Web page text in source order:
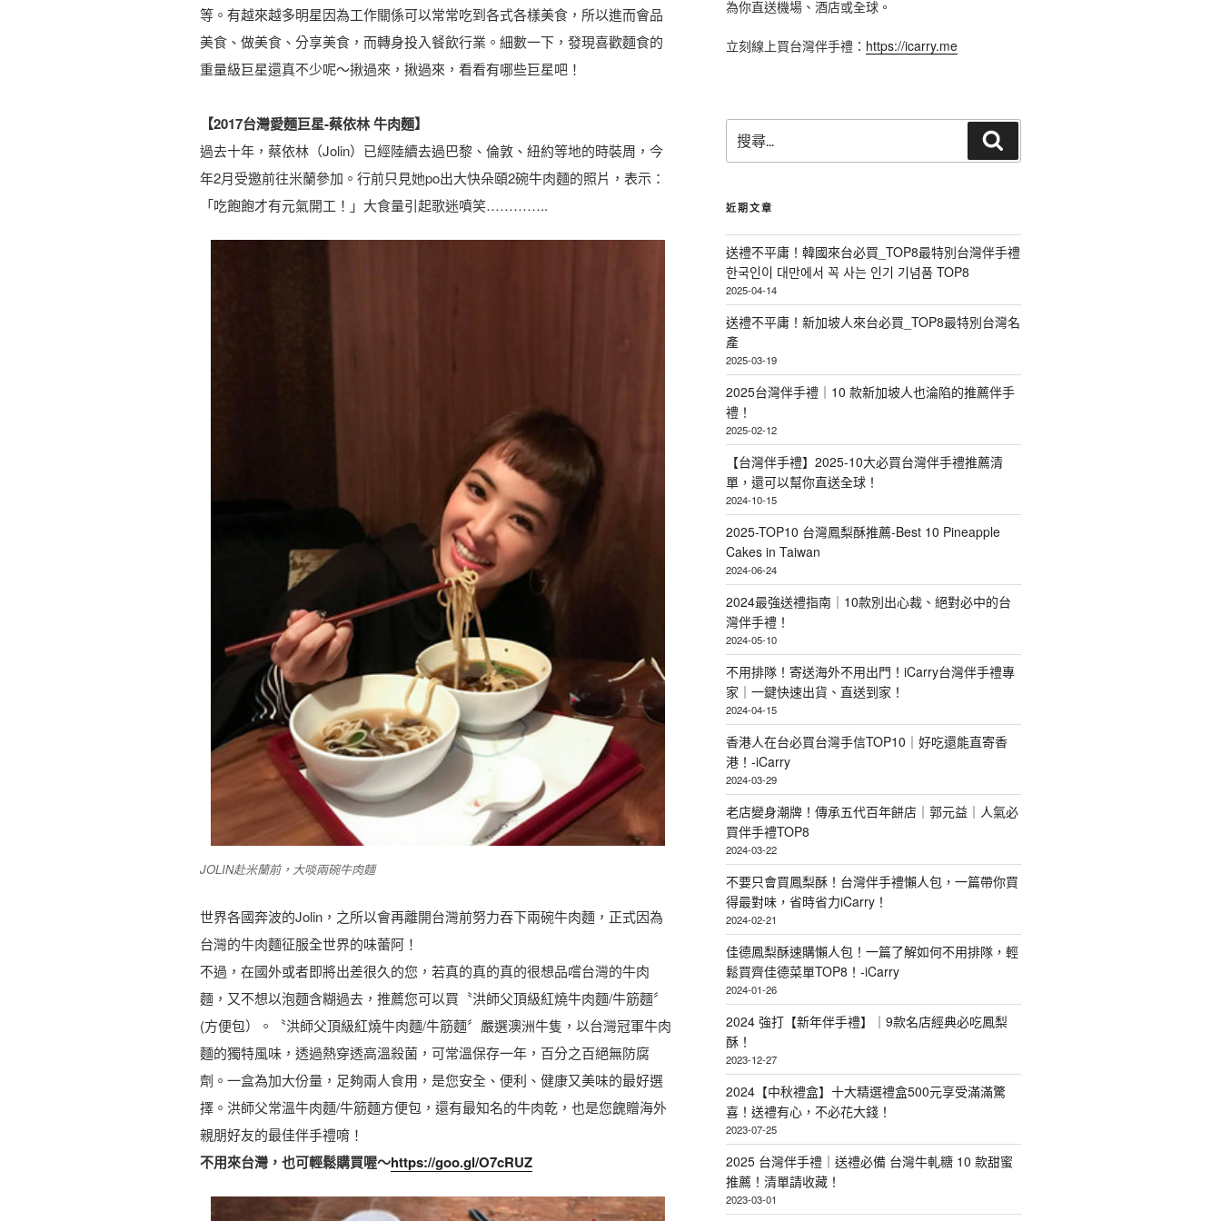
等。有越來越多明星因為工作關係可以常常吃到各式各樣美食，所以進而會品
美食、做美食、分享美食，而轉身投入餐飲行業。細數一下，發現喜歡麵食的
重量級巨星還真不少呢～揪過來，揪過來，看看有哪些巨星吧！
【2017台灣愛麵巨星-蔡依林 牛肉麵】
過去十年，蔡依林（Jolin）已經陸續去過巴黎、倫敦、紐約等地的時裝周，今
年2月受邀前往米蘭參加。行前只見她po出大快朵頤2碗牛肉麵的照片，表示：
「吃飽飽才有元氣開工！」大食量引起歌迷噴笑…………..
JOLIN赴米蘭前，大啖兩碗牛肉麵
世界各國奔波的Jolin，之所以會再離開台灣前努力吞下兩碗牛肉麵，正式因為
台灣的牛肉麵征服全世界的味蕾阿！
不過，在國外或者即將出差很久的您，若真的真的真的很想品嚐台灣的牛肉
麵，又不想以泡麵含糊過去，推薦您可以買〝洪師父頂級紅燒牛肉麵/牛筋麵〞
(方便包）。〝洪師父頂級紅燒牛肉麵/牛筋麵〞嚴選澳洲牛隻，以台灣冠軍牛肉
麵的獨特風味，透過熱穿透高溫殺菌，可常溫保存一年，百分之百絕無防腐
劑。一盒為加大份量，足夠兩人食用，是您安全、便利、健康又美味的最好選
擇。洪師父常溫牛肉麵/牛筋麵方便包，還有最知名的牛肉乾，也是您餽贈海外
親朋好友的最佳伴手禮唷！
不用來台灣，也可輕鬆購買喔～https://goo.gl/O7cRUZ
為你直送機場、酒店或全球。
立刻線上買台灣伴手禮： https://icarry.me
尋
關
字
尋
近期文章
送禮不平庸！韓國來台必買_TOP8最特別台灣伴手禮
한국인이 대만에서 꼭 사는 인기 기념품 TOP8
2025-04-14
送禮不平庸！新加坡人來台必買_TOP8最特別台灣名
產
2025-03-19
2025台灣伴手禮｜10 款新加坡人也淪陷的推薦伴手
禮！
2025-02-12
【台灣伴手禮】2025-10大必買台灣伴手禮推薦清
單，還可以幫你直送全球！
2024-10-15
2025-TOP10 台灣鳳梨酥推薦-Best 10 Pineapple
Cakes in Taiwan
2024-06-24
2024最強送禮指南｜10款別出心裁、絕對必中的台
灣伴手禮！
2024-05-10
不用排隊！寄送海外不用出門！iCarry台灣伴手禮專
家｜一鍵快速出貨、直送到家！
2024-04-15
香港人在台必買台灣手信TOP10｜好吃還能直寄香
港！-iCarry
2024-03-29
老店變身潮牌！傳承五代百年餅店｜郭元益｜人氣必
買伴手禮TOP8
2024-03-22
不要只會買鳳梨酥！台灣伴手禮懶人包，一篇帶你買
得最對味，省時省力iCarry！
2024-02-21
佳德鳳梨酥速購懶人包！一篇了解如何不用排隊，輕
鬆買齊佳德菜單TOP8！-iCarry
2024-01-26
2024 強打【新年伴手禮】｜9款名店經典必吃鳳梨
酥！
2023-12-27
2024【中秋禮盒】十大精選禮盒500元享受滿滿驚
喜！送禮有心，不必花大錢！
2023-07-25
2025 台灣伴手禮｜送禮必備 台灣牛軋糖 10 款甜蜜
推薦！清單請收藏！
2023-03-01